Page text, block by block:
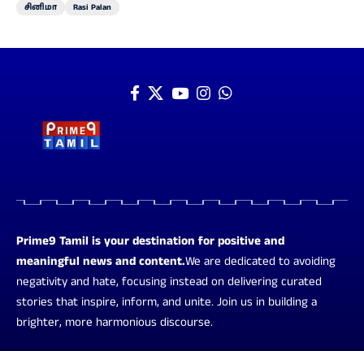
சினிமா
Rasi Palan
Prime9 Tamil is your destination for positive and
meaningful news and content.We are dedicated to avoiding
negativity and hate, focusing instead on delivering curated
stories that inspire, inform, and unite. Join us in building a
brighter, more harmonious discourse.